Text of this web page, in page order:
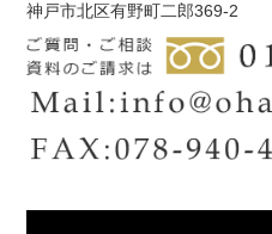
神戸市北区有野町二郎369-2